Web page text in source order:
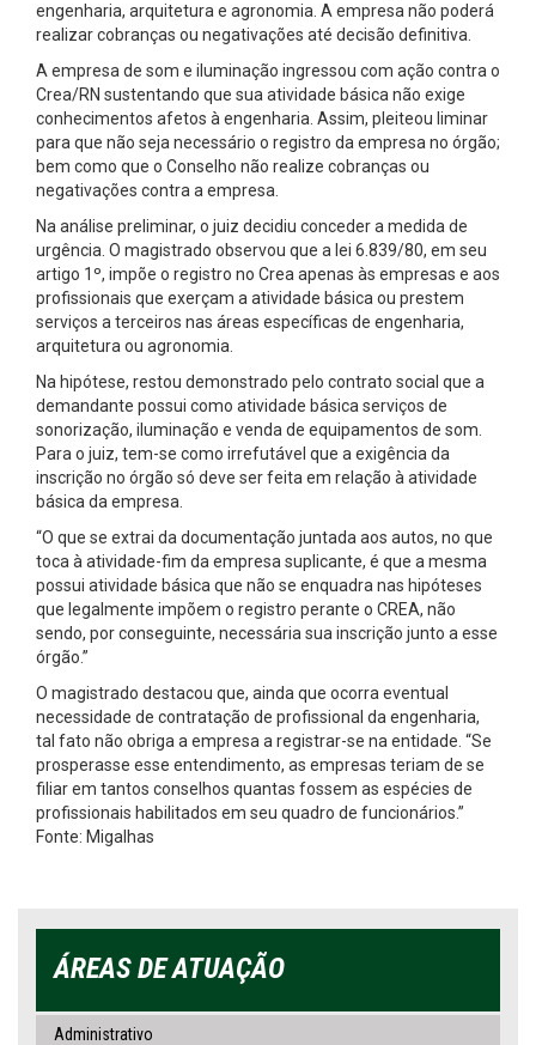
engenharia, arquitetura e agronomia. A empresa não poderá
realizar cobranças ou negativações até decisão definitiva.
A empresa de som e iluminação ingressou com ação contra o
Crea/RN sustentando que sua atividade básica não exige
conhecimentos afetos à engenharia. Assim, pleiteou liminar
para que não seja necessário o registro da empresa no órgão;
bem como que o Conselho não realize cobranças ou
negativações contra a empresa.
Na análise preliminar, o juiz decidiu conceder a medida de
urgência. O magistrado observou que a lei 6.839/80, em seu
artigo 1º, impõe o registro no Crea apenas às empresas e aos
profissionais que exerçam a atividade básica ou prestem
serviços a terceiros nas áreas específicas de engenharia,
arquitetura ou agronomia.
Na hipótese, restou demonstrado pelo contrato social que a
demandante possui como atividade básica serviços de
sonorização, iluminação e venda de equipamentos de som.
Para o juiz, tem-se como irrefutável que a exigência da
inscrição no órgão só deve ser feita em relação à atividade
básica da empresa.
“O que se extrai da documentação juntada aos autos, no que
toca à atividade-fim da empresa suplicante, é que a mesma
possui atividade básica que não se enquadra nas hipóteses
que legalmente impõem o registro perante o CREA, não
sendo, por conseguinte, necessária sua inscrição junto a esse
órgão.”
O magistrado destacou que, ainda que ocorra eventual
necessidade de contratação de profissional da engenharia,
tal fato não obriga a empresa a registrar-se na entidade. “Se
prosperasse esse entendimento, as empresas teriam de se
filiar em tantos conselhos quantas fossem as espécies de
profissionais habilitados em seu quadro de funcionários.”
Fonte: Migalhas
ÁREAS DE ATUAÇÃO
Administrativo